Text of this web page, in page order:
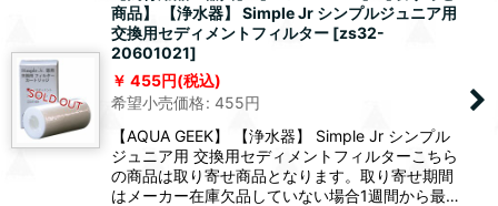
商品】 【浄水器】 Simple Jr シンプルジュニア用
交換用セディメントフィルター [zs32-
20601021]
455円(税込)
希望小売価格: 455円
【AQUA GEEK】 【浄水器】 Simple Jr シンプル
ジュニア用 交換用セディメントフィルターこちら
の商品は取り寄せ商品となります。取り寄せ期間
はメーカー在庫欠品していない場合1週間から最…